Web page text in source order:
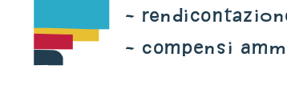
-
- COMPENSI